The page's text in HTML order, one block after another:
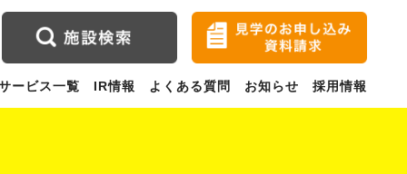
ービス一覧 IR情報 よくある質問 お知らせ 採用情報